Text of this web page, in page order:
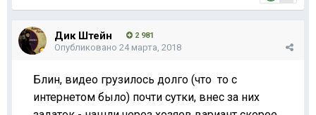
Дик Штейн 2 981
Опубликовано 24 марта, 2018
Блин, видео грузилось долго (что то с
интернетом было) почти сутки, внес за них